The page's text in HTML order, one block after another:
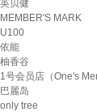
英贝健
MEMBER'S MARK
U100
依能
柚香谷
1号会员店（One's
巴麗岛
only tree